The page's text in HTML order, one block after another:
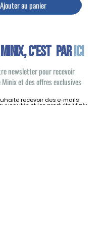
Ajouter au panier
C'EST PARICI
newsletter pour recevoir
et des offres exclusives
recevoir des e-mails
et les produits Minix